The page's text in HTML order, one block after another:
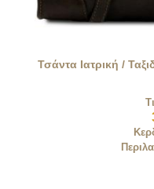
Τσάντα Ιατρική /